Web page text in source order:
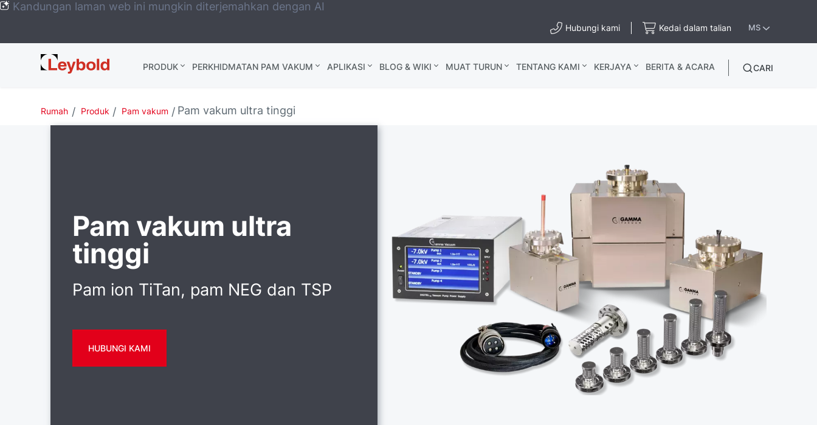
Kandungan laman web ini mungkin diterjemahkan dengan AI
Hubungi kami Kedai dalam talian MS
Leybold
Global
PRODUK PERKHIDMATAN PAM VAKUM APLIKASI BLOG & WIKI MUAT TURUN TENTANG KAMI KERJAYA BERITA & ACARA CARI
Rumah Produk Pam vakum Pam vakum ultra tinggi
Pam vakum ultra
tinggi
Pam ion TiTan, pam NEG dan TSP
HUBUNGI KAMI